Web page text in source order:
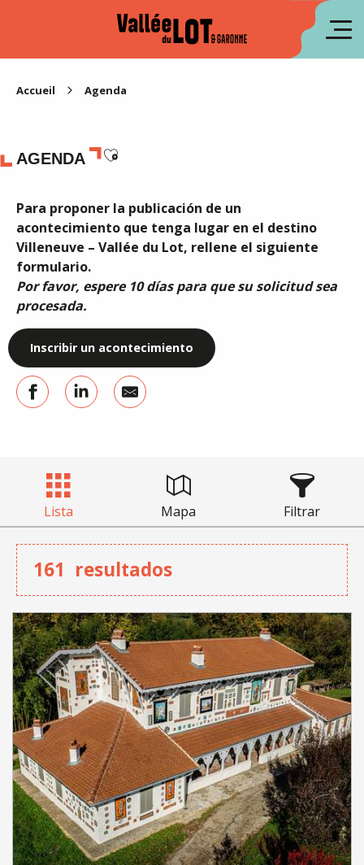
Accueil Agenda
AGENDA Ajouter aux favoris
Para proponer la publicación de un
acontecimiento que tenga lugar en el destino
Villeneuve – Vallée du Lot, rellene el siguiente
formulario.
Por favor, espere 10 días para que su solicitud sea
procesada.
Inscribir un acontecimiento
Lista Mapa Filtrar
161 resultados